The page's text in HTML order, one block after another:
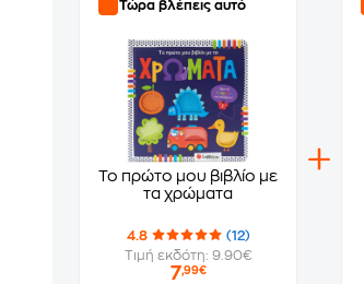
Τώρα βλέπεις αυτό
Το πρώτο μου βιβλίο με
τα χρώματα
4.8
(12)
Τιμή εκδότη: 9.90€
7,99€